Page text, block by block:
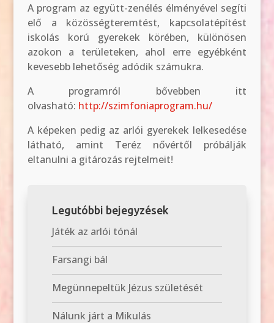
A program az együtt-zenélés élményével segíti
elő a közösségteremtést, kapcsolatépítést
iskolás korú gyerekek körében, különösen
azokon a területeken, ahol erre egyébként
kevesebb lehetőség adódik számukra.
A programról bővebben itt
olvasható: http://szimfoniaprogram.hu/
A képeken pedig az arlói gyerekek lelkesedése
látható, amint Teréz nővértől próbálják
eltanulni a gitározás rejtelmeit!
Legutóbbi bejegyzések
Játék az arlói tónál
Farsangi bál
Megünnepeltük Jézus születését
Nálunk járt a Mikulás